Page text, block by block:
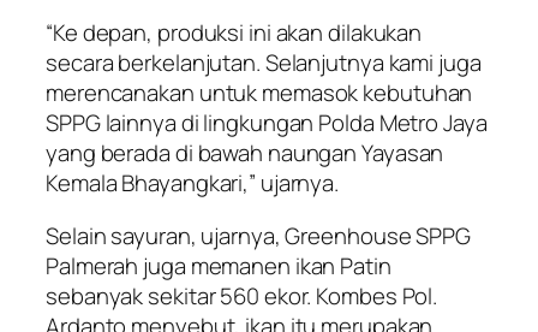
“Ke depan, produksi ini akan dilakukan
secara berkelanjutan. Selanjutnya kami juga
merencanakan untuk memasok kebutuhan
SPPG lainnya di lingkungan Polda Metro Jaya
yang berada di bawah naungan Yayasan
Kemala Bhayangkari,” ujarnya.
Selain sayuran, ujarnya, Greenhouse SPPG
Palmerah juga memanen ikan Patin
sebanyak sekitar 560 ekor. Kombes Pol.